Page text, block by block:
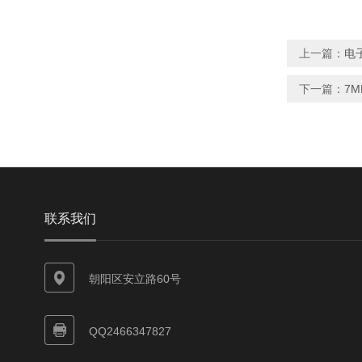
上一篇： 电
下一篇：
联系我们
朝阳区安立路60号
QQ2466347827